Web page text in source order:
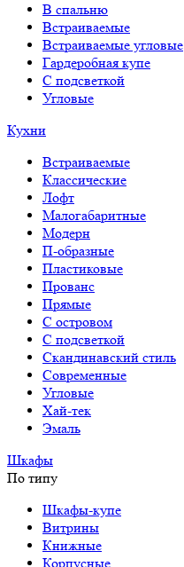
В спальню
Встраиваемые
Встраиваемые угловые
Гардеробная купе
С подсветкой
Угловые
Кухни
Встраиваемые
Классические
Лофт
Малогабаритные
Модерн
П-образные
Пластиковые
Прованс
Прямые
С островом
С подсветкой
Скандинавский стиль
Современные
Угловые
Хай-тек
Эмаль
Шкафы
По типу
Шкафы-купе
Витрины
Книжные
Корпусные